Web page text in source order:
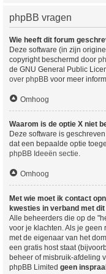
phpBB vragen
Wie heeft dit forum
Deze software (in zijn
copyright beschermd door
de GNU General Public
over phpBB voor meer
Omhoog
Waarom is de optie X niet
Deze software is
dat een bepaalde optie
phpBB Ideeën sectie.
Omhoog
Met wie moet ik contact
kwesties in verband met
Alle beheerders die op de
voor je klachten. Als je geen
met de eigenaar van het
een gratis host staat
beheer of misbruik-afdeling
phpBB Limited geen